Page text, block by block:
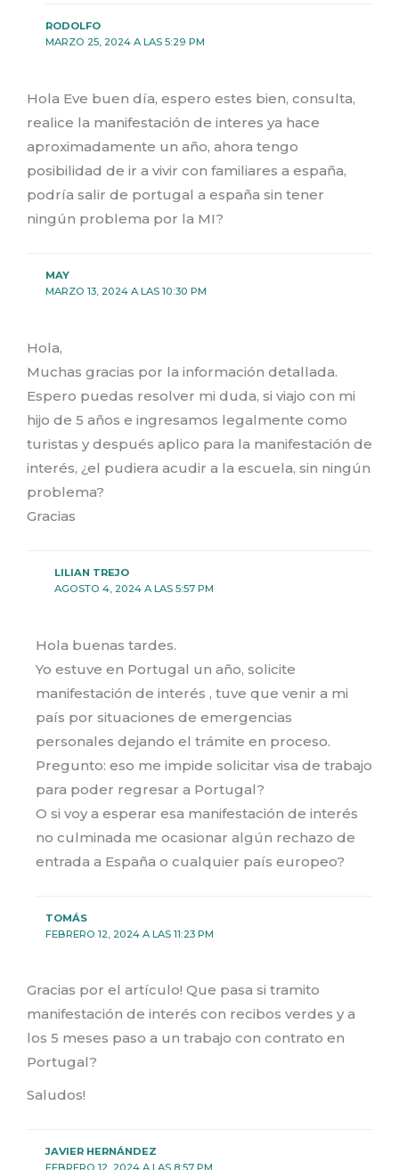
RODOLFO
MARZO 25, 2024 A LAS 5:29 PM
Hola Eve buen día, espero estes bien, consulta,
realice la manifestación de interes ya hace
aproximadamente un año, ahora tengo
posibilidad de ir a vivir con familiares a españa,
podría salir de portugal a españa sin tener
ningún problema por la MI?
MAY
MARZO 13, 2024 A LAS 10:30 PM
Hola,
Muchas gracias por la información detallada.
Espero puedas resolver mi duda, si viajo con mi
hijo de 5 años e ingresamos legalmente como
turistas y después aplico para la manifestación de
interés, ¿el pudiera acudir a la escuela, sin ningún
problema?
Gracias
LILIAN TREJO
AGOSTO 4, 2024 A LAS 5:57 PM
Hola buenas tardes.
Yo estuve en Portugal un año, solicite
manifestación de interés , tuve que venir a mi
país por situaciones de emergencias
personales dejando el trámite en proceso.
Pregunto: eso me impide solicitar visa de trabajo
para poder regresar a Portugal?
O si voy a esperar esa manifestación de interés
no culminada me ocasionar algún rechazo de
entrada a España o cualquier país europeo?
TOMÁS
FEBRERO 12, 2024 A LAS 11:23 PM
Gracias por el artículo! Que pasa si tramito
manifestación de interés con recibos verdes y a
los 5 meses paso a un trabajo con contrato en
Portugal?
Saludos!
JAVIER HERNÁNDEZ